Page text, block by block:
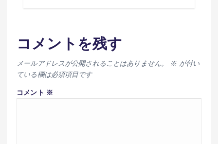
コメントを残す
メールアドレスが公開されることはありません。 ※が付い
ている欄は必須項目です
コメント ※